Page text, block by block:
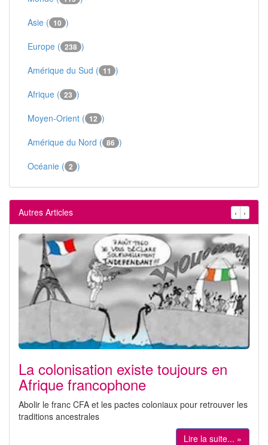
Asie ( 10 )
Europe ( 238 )
Amérique du Sud ( 11 )
Afrique ( 23 )
Moyen-Orient ( 12 )
Amérique du Nord ( 86 )
Océanie ( 2 )
Autres Articles ‹ ›
La colonisation existe toujours en
Afrique francophone
Abolir le franc CFA et les pactes coloniaux pour retrouver les
traditions ancestrales
Lire la suite... »